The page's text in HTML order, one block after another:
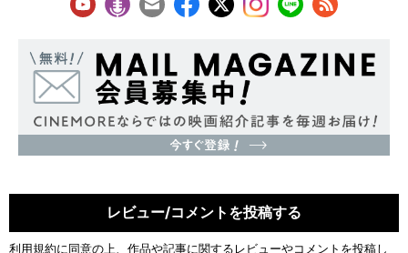
レビュー/コメントを投稿する
利用規約に同意の上、作品や記事に関するレビューやコメントを投稿し